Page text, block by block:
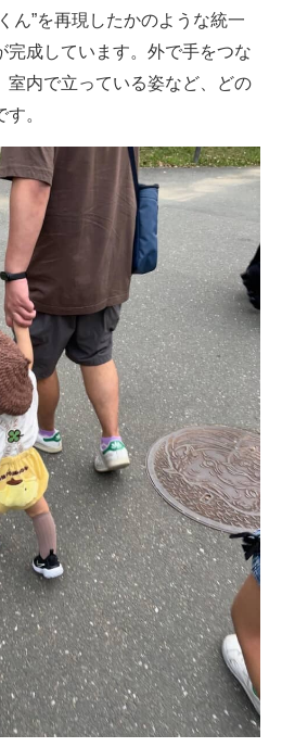
ん”を再現したかのような統一
完成しています。外で手をつな
室内で立っている姿など、どの
。